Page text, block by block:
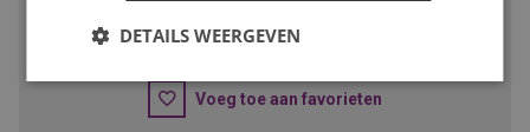
SOLLICITEER
Voeg toe aan favorieten
DETAILS WEERGEVEN